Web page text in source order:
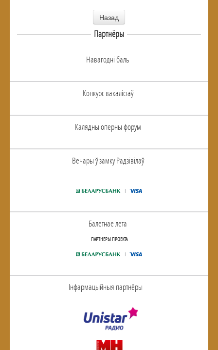
Назад
Партнёры
Навагоднi баль
Конкурс вакалiстаў
Калядны оперны форум
Вечары ў замку Радзiвiлаў
Балетнае лета
ПАРТНЕРЫ ПРОЕКТА
Інфармацыйныя партнёры